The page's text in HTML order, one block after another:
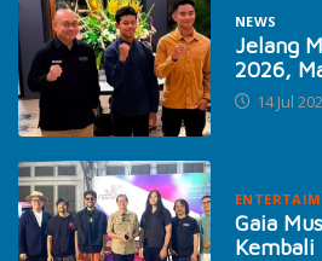
NEWS
Jelang
2026,
14 Jul
Gaia
Kembali